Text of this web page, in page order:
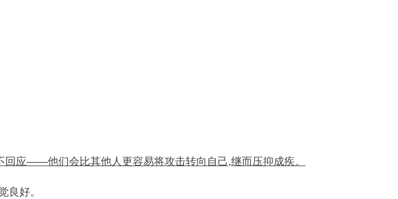
回应——他们会比其他人更容易将攻击转向自己,继而压抑成疾。
良好。